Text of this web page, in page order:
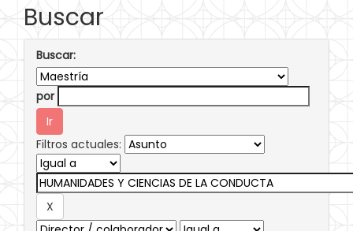
Buscar
Buscar:
por
Filtros actuales: